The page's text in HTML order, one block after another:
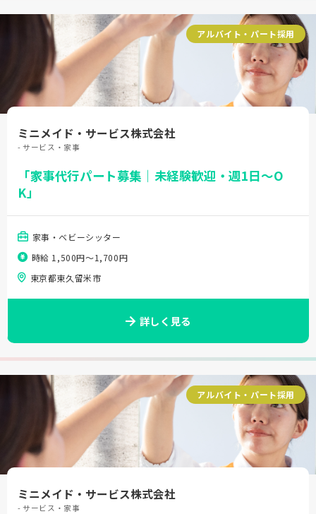
アルバイト・パート採用
ミニメイド・サービス株式会社
- サービス・家事
「家事代行パート募集｜未経験歓迎・週1日～O
K」
家事・ベビーシッター
時給 1,500円〜1,700円
東京都東久留米市
詳しく見る
アルバイト・パート採用
ミニメイド・サービス株式会社
- サービス・家事